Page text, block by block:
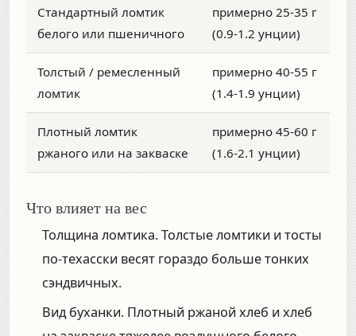
Стандартный ломтик
белого или пшеничного
примерно 25-35 г
(0.9-1.2 унции)
Толстый / ремесленный
ломтик
примерно 40-55 г
(1.4-1.9 унции)
Плотный ломтик
ржаного или на закваске
примерно 45-60 г
(1.6-2.1 унции)
Что влияет на вес
Толщина ломтика.Толстые ломтики и тосты
по-техасски весят гораздо больше тонких
сэндвичных.
Вид буханки. Плотный ржаной хлеб и хлеб